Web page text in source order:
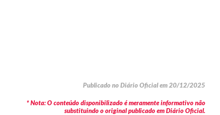
Publicado no Diário Oficial em 20/12/2025
* Nota: O conteúdo disponibilizado é meramente informativo não
substituindo o original publicado em Diário Oficial.